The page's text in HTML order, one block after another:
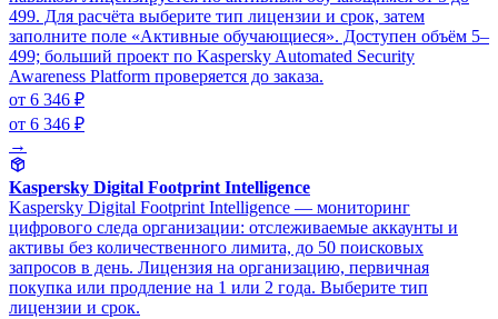
499. Для расчёта выберите тип лицензии и срок, затем
заполните поле «Активные обучающиеся». Доступен объём 5–
499; больший проект по Kaspersky Automated Security
Awareness Platform проверяется до заказа.
от 6 346 ₽
от 6 346 ₽
→
Kaspersky Digital Footprint Intelligence
Kaspersky Digital Footprint Intelligence — мониторинг
цифрового следа организации: отслеживаемые аккаунты и
активы без количественного лимита, до 50 поисковых
запросов в день. Лицензия на организацию, первичная
покупка или продление на 1 или 2 года. Выберите тип
лицензии и срок.